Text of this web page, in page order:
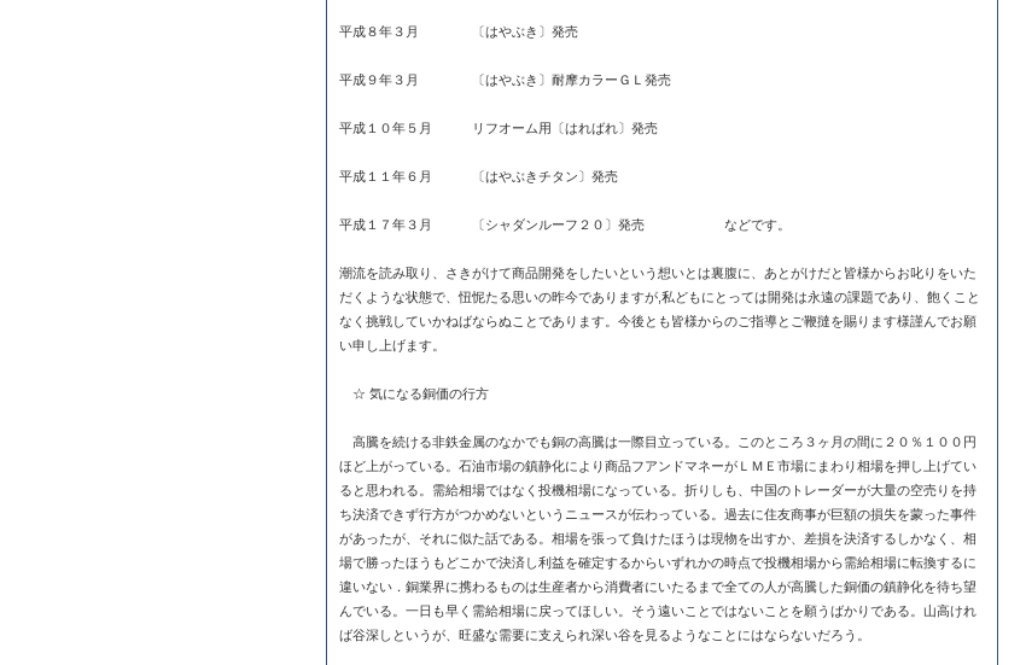
平成８年３月 〔はやぶき〕発売
平成９年３月 〔はやぶき〕耐摩カラーＧＬ発売
平成１０年５月 リフオーム用〔はればれ〕発売
平成１１年６月 〔はやぶきチタン〕発売
平成１７年３月 〔シャダンルーフ２０〕発売 などです。
潮流を読み取り、さきがけて商品開発をしたいという想いとは裏腹に、あとがけだと皆様からお叱りをいた
だくような状態で、忸怩たる思いの昨今でありますが,私どもにとっては開発は永遠の課題であり、飽くこと
なく挑戦していかねばならぬことであります。今後とも皆様からのご指導とご鞭撻を賜ります様謹んでお願
い申し上げます。
☆ 気になる銅価の行方
高騰を続ける非鉄金属のなかでも銅の高騰は一際目立っている。このところ３ヶ月の間に２０％１００円
ほど上がっている。石油市場の鎮静化により商品フアンドマネーがＬＭＥ市場にまわり相場を押し上げてい
ると思われる。需給相場ではなく投機相場になっている。折りしも、中国のトレーダーが大量の空売りを持
ち決済できず行方がつかめないというニュースが伝わっている。過去に住友商事が巨額の損失を蒙った事件
があったが、それに似た話である。相場を張って負けたほうは現物を出すか、差損を決済するしかなく、相
場で勝ったほうもどこかで決済し利益を確定するからいずれかの時点で投機相場から需給相場に転換するに
違いない．銅業界に携わるものは生産者から消費者にいたるまで全ての人が高騰した銅価の鎮静化を待ち望
んでいる。一日も早く需給相場に戻ってほしい。そう遠いことではないことを願うばかりである。山高けれ
ば谷深しというが、旺盛な需要に支えられ深い谷を見るようなことにはならないだろう。